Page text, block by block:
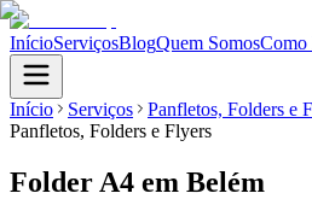
InícioServiçosBlogQuem SomosComo
Início Serviços Panfletos, Folders e
Panfletos, Folders e Flyers
Folder A4 em Belém